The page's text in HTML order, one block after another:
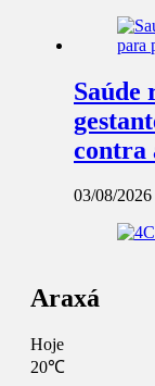
Saúde
contra
03/08/2026
Araxá
Hoje
20℃